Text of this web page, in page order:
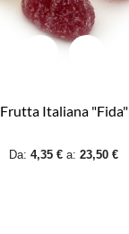
Frutta Italiana "Fida"
Da: 4,35 € a: 23,50 €